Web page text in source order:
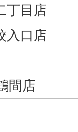
丁目店
入口店
間店